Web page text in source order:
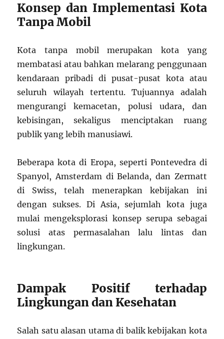
Konsep dan Implementasi Kota
Tanpa Mobil
Kota tanpa mobil merupakan kota yang
membatasi atau bahkan melarang penggunaan
kendaraan pribadi di pusat-pusat kota atau
seluruh wilayah tertentu. Tujuannya adalah
mengurangi kemacetan, polusi udara, dan
kebisingan, sekaligus menciptakan ruang
publik yang lebih manusiawi.
Beberapa kota di Eropa, seperti Pontevedra di
Spanyol, Amsterdam di Belanda, dan Zermatt
di Swiss, telah menerapkan kebijakan ini
dengan sukses. Di Asia, sejumlah kota juga
mulai mengeksplorasi konsep serupa sebagai
solusi atas permasalahan lalu lintas dan
lingkungan.
Dampak Positif terhadap
Lingkungan dan Kesehatan
Salah satu alasan utama di balik kebijakan kota